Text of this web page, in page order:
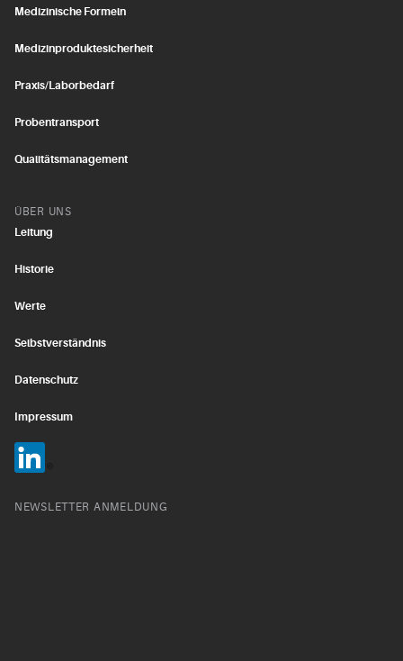
Medizinische Formeln
Medizinproduktesicherheit
Praxis/Laborbedarf
Probentransport
Qualitätsmanagement
ÜBER UNS
Leitung
Historie
Werte
Selbstverständnis
Datenschutz
Impressum
NEWSLETTER ANMELDUNG